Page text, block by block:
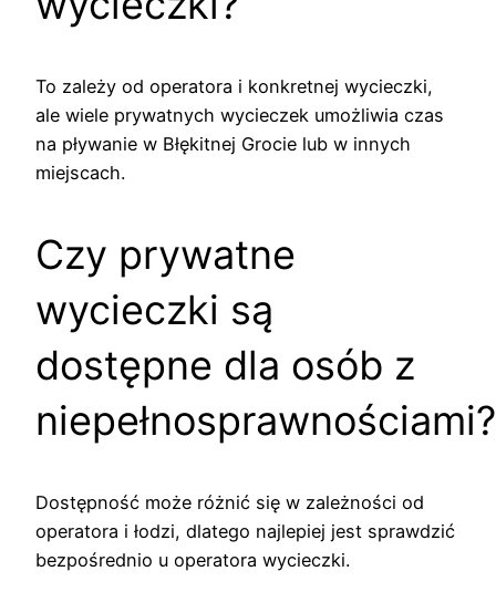
To zależy od operatora i konkretnej wycieczki,
ale wiele prywatnych wycieczek umożliwia czas
na pływanie w Błękitnej Grocie lub w innych
miejscach.
Czy prywatne
wycieczki są
dostępne dla osób z
niepełnosprawnościami?
Dostępność może różnić się w zależności od
operatora i łodzi, dlatego najlepiej jest sprawdzić
bezpośrednio u operatora wycieczki.